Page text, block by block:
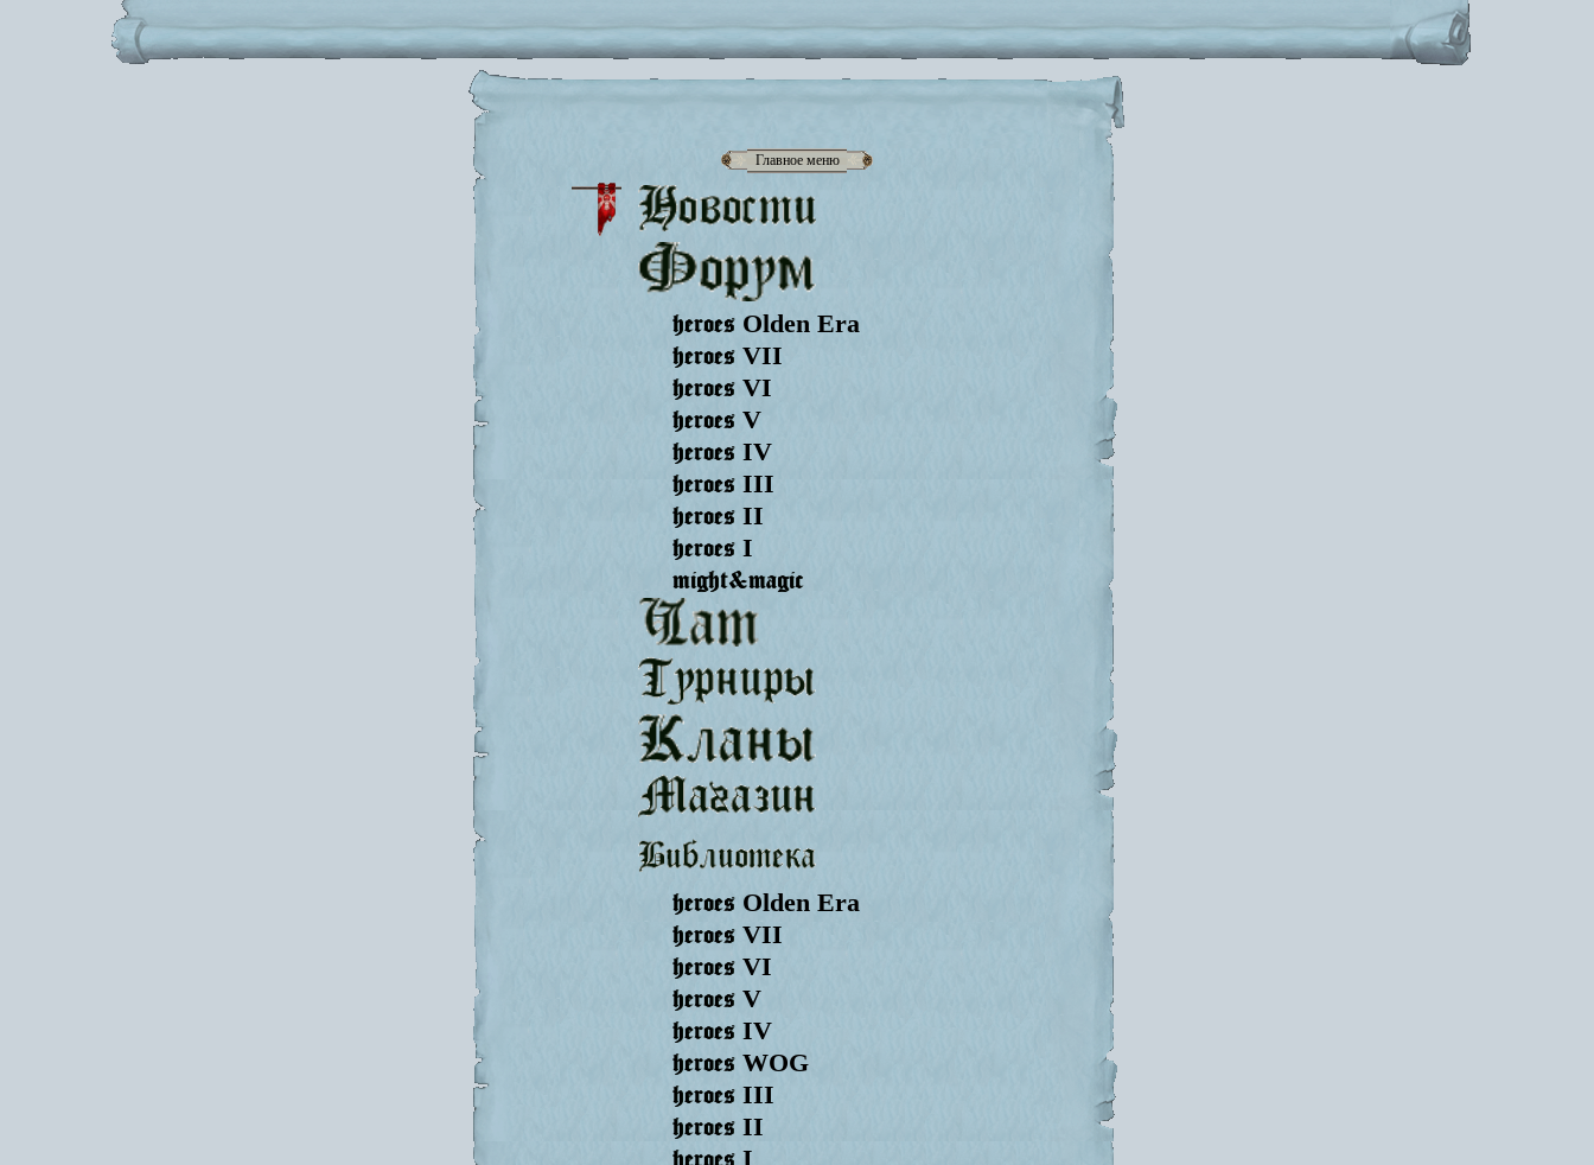
Главное меню
heroes Olden Era
heroes VII
heroes VI
heroes V
heroes IV
heroes III
heroes II
heroes I
might&magic
heroes Olden Era
heroes VII
heroes VI
heroes V
heroes IV
heroes WOG
heroes III
heroes II
heroes I